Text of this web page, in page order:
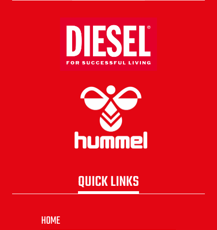
QUICK LINKS
HOME